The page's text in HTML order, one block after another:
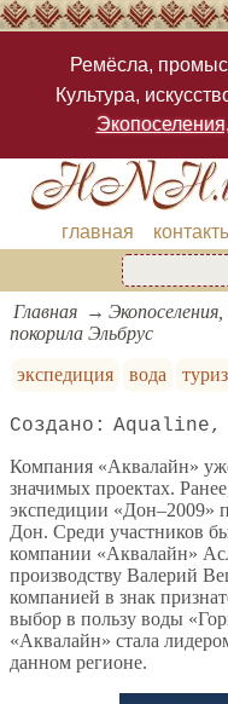
Ремёсла,
Культура,
главная
Главная
покорила Эльбрус
экспедиция
вода
Aqualine
Компания «Аквалайн»
значимых проектах.
экспедиции «Дон–2009»
Дон. Среди участников
компании «Аквалайн»
производству Валерий
компанией в знак
выбор в пользу воды
«Аквалайн» стала
данном регионе.